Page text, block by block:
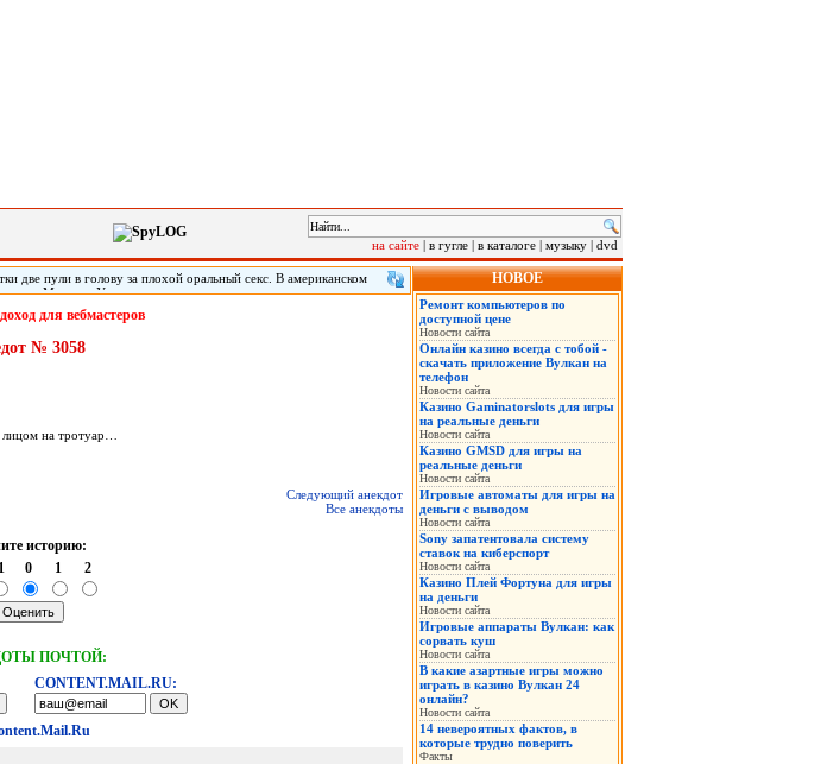
на сайте | в гугле | в каталоге | музыку | dvd
две пули в голову за плохой оральный секс. В американском
Марисса Уоллен дважды выстрелила своему клиенту в
Мужчину обнаружили живым спустя три дня после инцидента.
для вебмастеров
№ 3058
на тротуар…
Следующий анекдот
Все анекдоты
историю:
0 1 2
ПОЧТОЙ:
CONTENT.MAIL.RU:
НОВОЕ
Ремонт компьютеров по
доступной цене
Новости сайта
Онлайн казино всегда с тобой -
скачать приложение Вулкан на
телефон
Новости сайта
Казино Gaminatorslots для игры
на реальные деньги
Новости сайта
Казино GMSD для игры на
реальные деньги
Новости сайта
Игровые автоматы для игры на
деньги с выводом
Новости сайта
Sony запатентовала систему
ставок на киберспорт
Новости сайта
Казино Плей Фортуна для игры
на деньги
Новости сайта
Игровые аппараты Вулкан: как
сорвать куш
Новости сайта
В какие азартные игры можно
играть в казино Вулкан 24
онлайн?
Новости сайта
14 невероятных фактов, в
которые трудно поверить
Факты